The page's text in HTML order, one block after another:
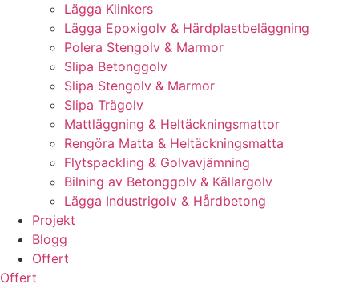
Lägga Klinkers
Lägga Epoxigolv & Härdplastbeläggning
Polera Stengolv & Marmor
Slipa Betonggolv
Slipa Stengolv & Marmor
Slipa Trägolv
Mattläggning & Heltäckningsmattor
Rengöra Matta & Heltäckningsmatta
Flytspackling & Golvavjämning
Bilning av Betonggolv & Källargolv
Lägga Industrigolv & Hårdbetong
Projekt
Blogg
Offert
Offert